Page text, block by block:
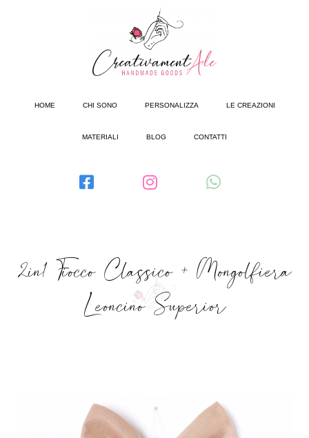
HOME CHI SONO PERSONALIZZA LE CREAZIONI
MATERIALI BLOG CONTATTI
2in1 Fiocco Classico + Mongolfiera
Leoncino Superior